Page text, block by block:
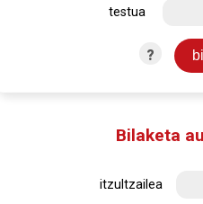
testua
?
Bilaketa
itzultzailea